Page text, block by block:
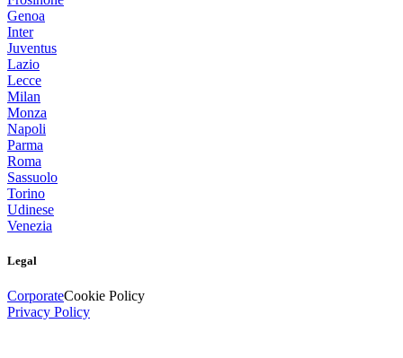
Genoa
Inter
Juventus
Lazio
Lecce
Milan
Monza
Napoli
Parma
Roma
Sassuolo
Torino
Udinese
Venezia
Legal
CorporateCookie Policy
Privacy Policy